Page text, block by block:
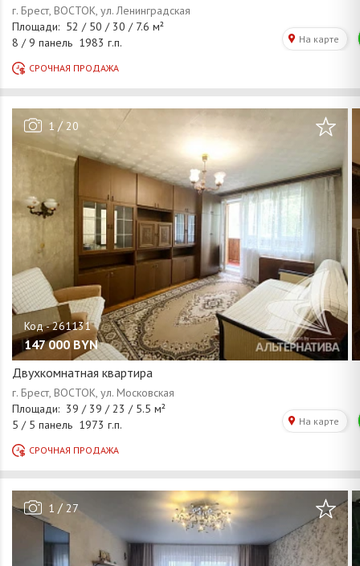
1 / 20
147 000 BYN
Двухкомнатная квартира
1 / 27